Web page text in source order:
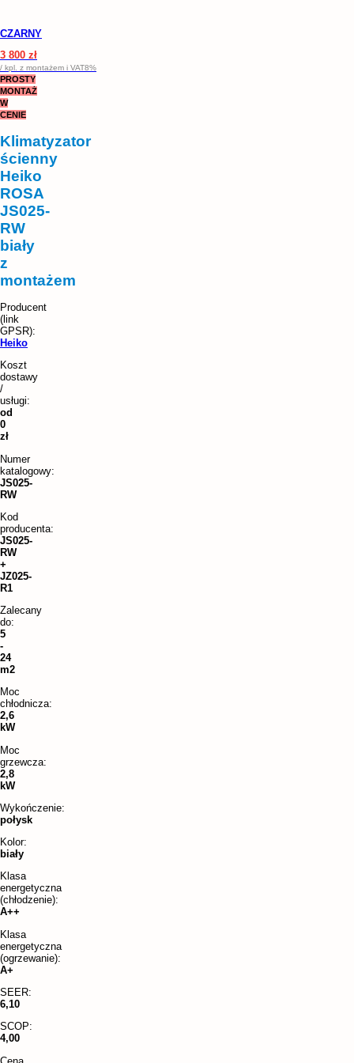
CZARNY
3 800 zł
/ kpl. z montażem i VAT8%
PROSTY
MONTAŻ
W
CENIE
Klimatyzator
ścienny
Heiko
ROSA
JS025-
RW
biały
z
montażem
Heiko
Koszt
dostawy
/
usługi:
od
0
zł
Numer
katalogowy:
JS025-
RW
Kod
producenta:
JS025-
RW
+
JZ025-
R1
Zalecany
do:
5
-
24
m2
Moc
chłodnicza:
2,6
kW
Moc
grzewcza:
2,8
kW
Wykończenie:
połysk
Kolor:
biały
Klasa
energetyczna
(chłodzenie):
A++
Klasa
energetyczna
(ogrzewanie):
A+
SEER:
6,10
SCOP:
4,00